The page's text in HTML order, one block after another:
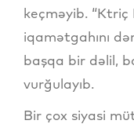
keçməyib. “Ktriç
iqamətgahını
başqa bir dəlil,
vurğulayıb.
Bir çox siyasi